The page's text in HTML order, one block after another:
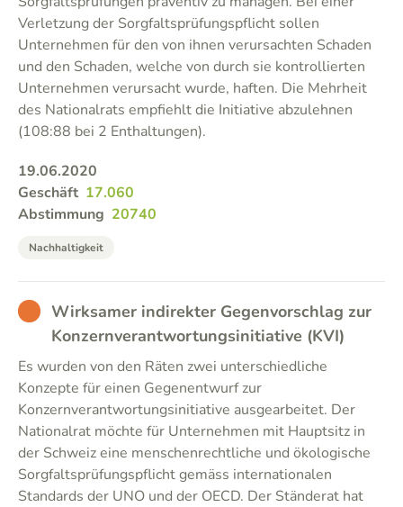
Verletzung der Sorgfaltsprüfungspflicht sollen
Unternehmen für den von ihnen verursachten Schaden
und den Schaden, welche von durch sie kontrollierten
Unternehmen verursacht wurde, haften. Die Mehrheit
des Nationalrats empfiehlt die Initiative abzulehnen
(108:88 bei 2 Enthaltungen).
19.06.2020
Geschäft 17.060
Abstimmung 20740
Nachhaltigkeit
BADWirksamer indirekter Gegenvorschlag zur
Konzernverantwortungsinitiative (KVI)
Es wurden von den Räten zwei unterschiedliche
Konzepte für einen Gegenentwurf zur
Konzernverantwortungsinitiative ausgearbeitet. Der
Nationalrat möchte für Unternehmen mit Hauptsitz in
der Schweiz eine menschenrechtliche und ökologische
Sorgfaltsprüfungspflicht gemäss internationalen
Standards der UNO und der OECD. Der Ständerat hat